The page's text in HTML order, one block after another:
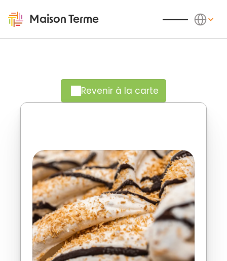
Maison Terme
Revenir à la carte
Duo exotique, plaisir chocolaté